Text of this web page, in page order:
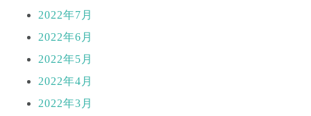
2022年7月
2022年6月
2022年5月
2022年4月
2022年3月